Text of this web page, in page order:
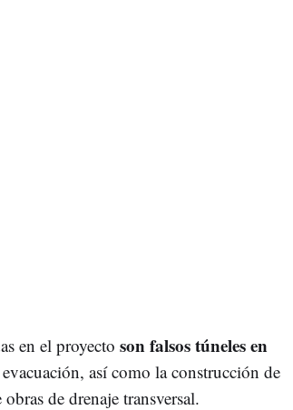
en el proyecto son falsos túneles en
así como la construcción de
de drenaje transversal.